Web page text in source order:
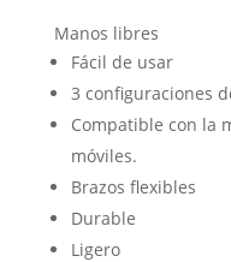
Manos libres
Fácil de usar
3 configuraciones
Compatible con la
móviles.
Brazos flexibles
Durable
Ligero